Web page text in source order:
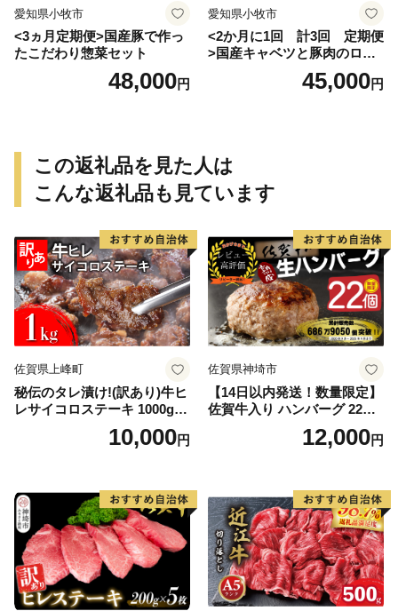
愛知県小牧市
<3ヵ月定期便>国産豚で作っ
たこだわり惣菜セット
48,000円
愛知県小牧市
<2か月に1回 計3回 定期便
>国産キャベツと豚肉のロー
ルキャベツ（6P入り）
45,000円
この返礼品を見た人は
こんな返礼品も見ています
佐賀県上峰町
秘伝のタレ漬け!(訳あり)牛ヒ
レサイコロステーキ 1000g
10,000円
佐賀県神埼市
【14日以内発送！数量限定】
佐賀牛入り ハンバーグ 22個
2.6kg(120g×22個)【佐賀牛
黒毛和牛 ブランド牛 九州 ハ
気】(H083106)
12,000円